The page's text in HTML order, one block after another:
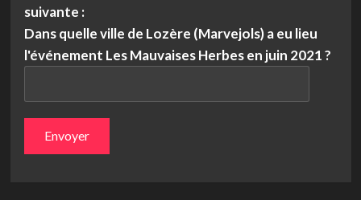
suivante :
Dans quelle ville de Lozère (Marvejols) a eu lieu
l'événement Les Mauvaises Herbes en juin 2021 ?